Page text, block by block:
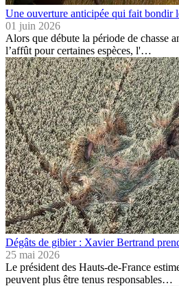
Une ouverture anticipée qui fait bondir
01 juin 2026
Alors que débute la période de chasse
l’affût pour certaines espèces, l'…
Dégâts de gibier : Xavier Bertrand
25 mai 2026
Le président des Hauts-de-France
peuvent plus être tenus responsables…